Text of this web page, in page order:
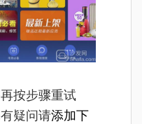
按步骤重试
疑问请添加下